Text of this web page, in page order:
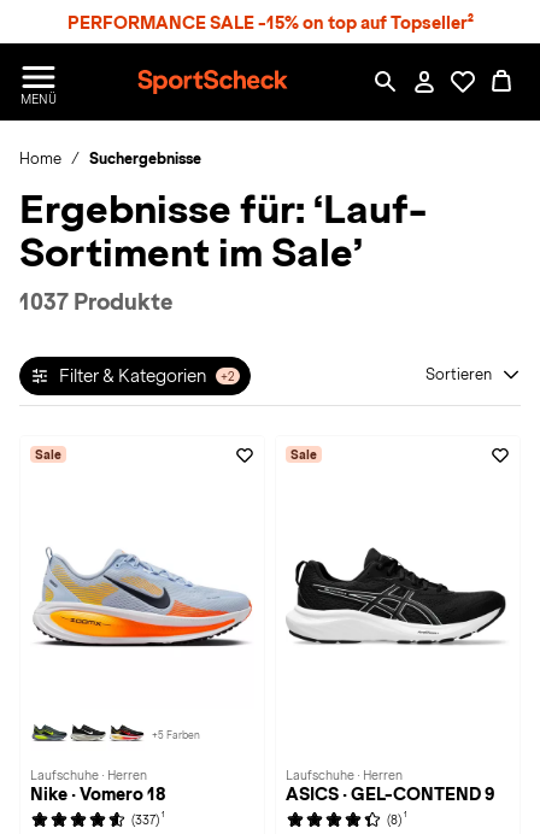
PERFORMANCE SALE -15% on top auf Topseller²
MENÜ
p
r
S
h
c
Home Suchergebnisse
Ergebnisse für: ‘Lauf-
Sortiment im Sale’
1037 Produkte
Filter & Kategorien +2 Sortieren
Sale
+5 Farben
Laufschuhe · Herren
Nike · Vomero 18
(337) 1
Sale
Laufschuhe · Herren
ASICS · GEL-CONTEND 9
(8) 1